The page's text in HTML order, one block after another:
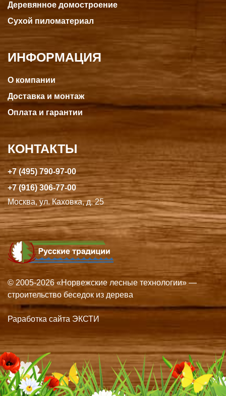
Деревянное домостроение
Сухой пиломатериал
ИНФОРМАЦИЯ
О компании
Доставка и монтаж
Оплата и гарантии
КОНТАКТЫ
+7 (495) 790-97-00
+7 (916) 306-77-00
Москва, ул. Каховка, д. 25
© 2005-2026 «Норвежские лесные технологии» —
строительство беседок из дерева
Раработка сайта ЭКСТИ